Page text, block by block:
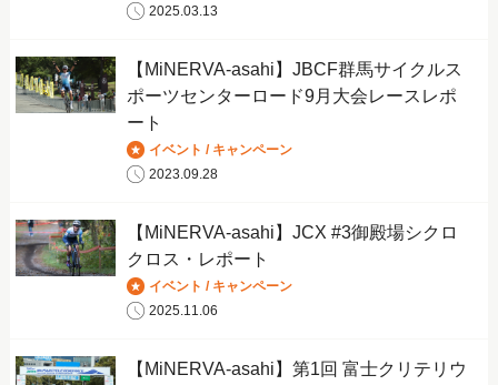
2025.03.13
【MiNERVA-asahi】JBCF群馬サイクルス
ポーツセンターロード9月大会レースレポ
ート
イベント / キャンペーン
2023.09.28
【MiNERVA-asahi】JCX #3御殿場シクロ
クロス・レポート
イベント / キャンペーン
2025.11.06
【MiNERVA-asahi】第1回 富士クリテリウ